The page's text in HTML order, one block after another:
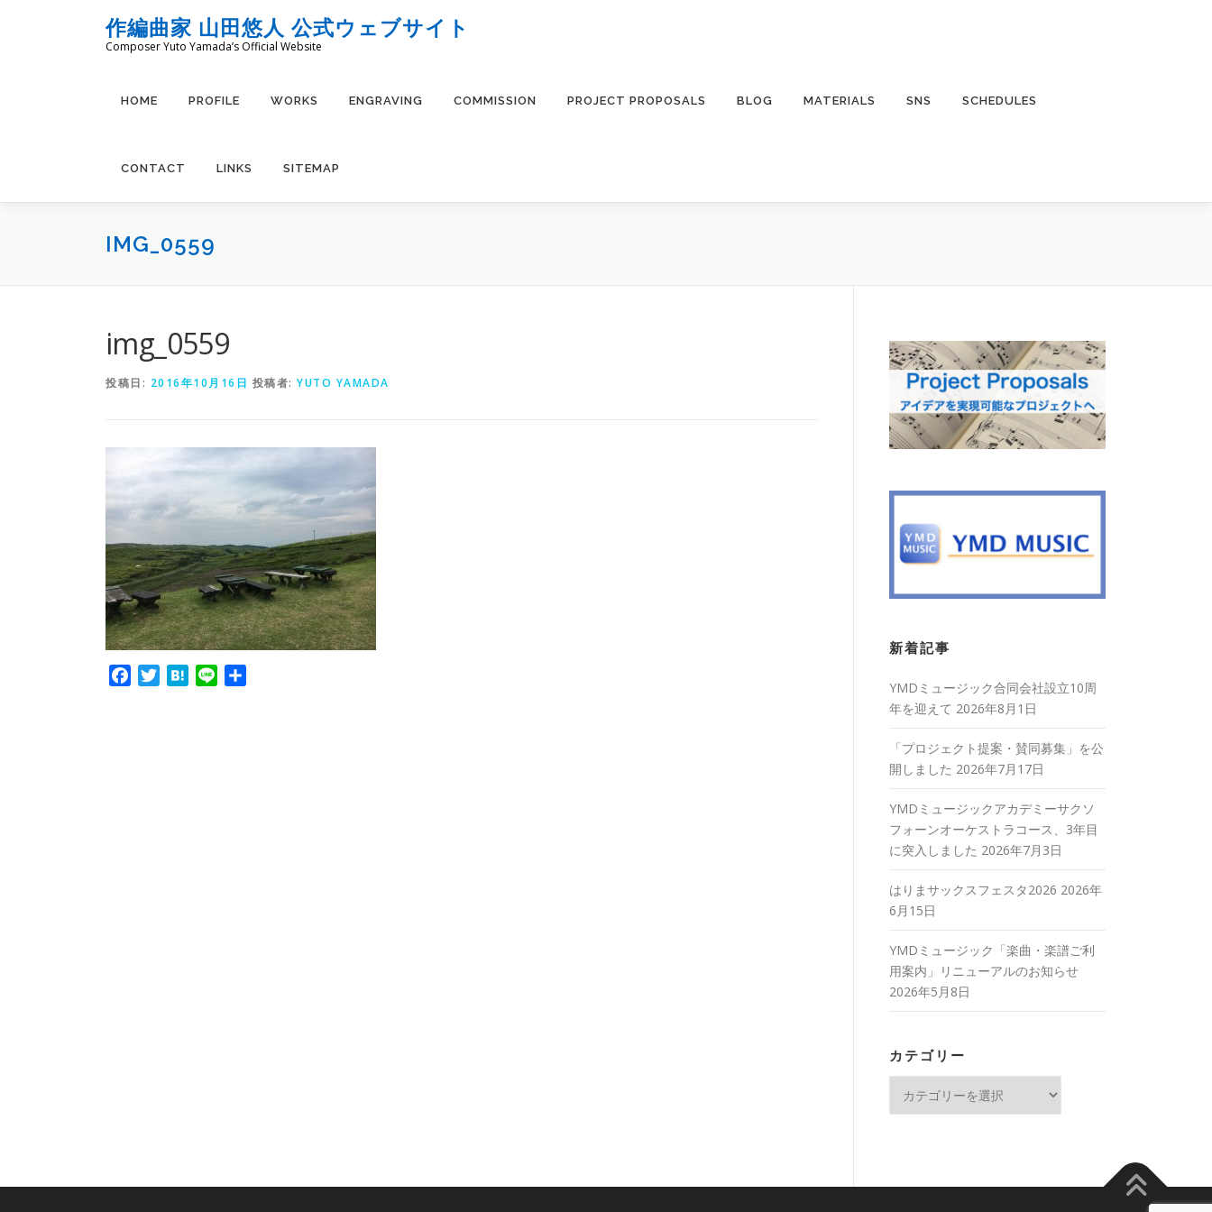
作編曲家 山田悠人 公式ウェブサイト
Composer Yuto Yamada’s Official Website
HOME PROFILE WORKS ENGRAVING COMMISSION PROJECT PROPOSALS BLOG MATERIALS SNS SCHEDULES
CONTACT LINKS SITEMAP
IMG_0559
img_0559
投稿日: 2016年10月16日 投稿者: YUTO YAMADA
FacebookTwitterHatena
Line
新着記事
YMDミュージック合同会社設立10周
年を迎えて 2026年8月1日
「プロジェクト提案・賛同募集」を公
開しました 2026年7月17日
YMDミュージックアカデミーサクソ
フォーンオーケストラコース、3年目
に突入しました 2026年7月3日
はりまサックスフェスタ2026 2026年
6月15日
YMDミュージック「楽曲・楽譜ご利
用案内」リニューアルのお知らせ
2026年5月8日
カテゴリー